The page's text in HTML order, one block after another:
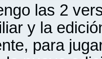
las 2
y la
para